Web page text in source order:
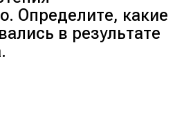
Определите, какие
в результате